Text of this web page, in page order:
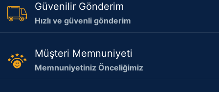
Güvenilir Gönderim
Hızlı ve güvenli gönderim
Müşteri Memnuniyeti
Memnuniyetiniz Önceliğimiz